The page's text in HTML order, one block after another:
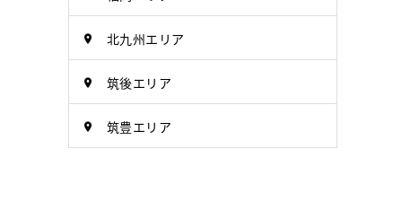
北九州エリア
筑後エリア
筑豊エリア